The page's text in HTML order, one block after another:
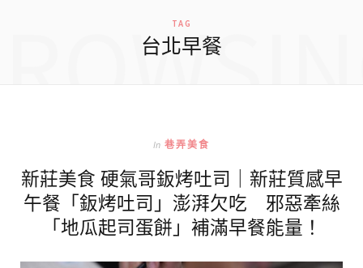
TAG
台北早餐
In 巷弄美食
新莊美食 硬氣哥鈑烤吐司｜新莊質感早
午餐「鈑烤吐司」澎湃欠吃 邪惡牽絲
「地瓜起司蛋餅」補滿早餐能量！